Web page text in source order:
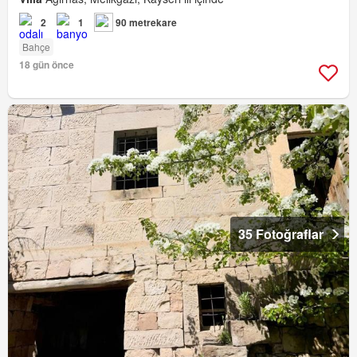
2 1 90 metrekare
Bahçe
18 gün önce
35 Fotoğraflar